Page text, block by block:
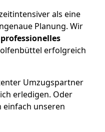
als eine
Planung. Wir
professionelles
erfolgreich
Umzugspartner
erledigen. Oder
einfach unseren